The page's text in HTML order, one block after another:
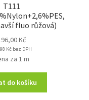
T111
fluo růžová)
Kč
Kč bez DPH
za 1 m
do košíku